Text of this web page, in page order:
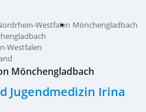
Westfalen Mönchengladbach
Westfalen
Mönchengladbach
Jugendmedizin Irina